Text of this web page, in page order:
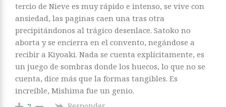
tercio de Nieve es muy rápido e intenso, se vive con
ansiedad, las paginas caen una tras otra
precipitándonos al trágico desenlace. Satoko no
aborta y se encierra en el convento, negándose a
recibir a Kiyoaki. Nada se cuenta explícitamente, es
un juego de sombras donde los huecos, lo que no se
cuenta, dice más que la formas tangibles. Es
increíble, Mishima fue un genio.